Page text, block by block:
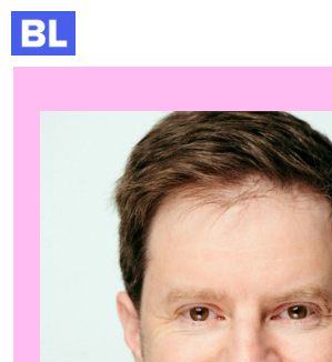
Genveje
Find medarbejder
Kurser og arrangementer
Jobportalen